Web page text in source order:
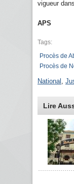
vigueur
APS
Tags:
Procès de
Procès de
National
Lire